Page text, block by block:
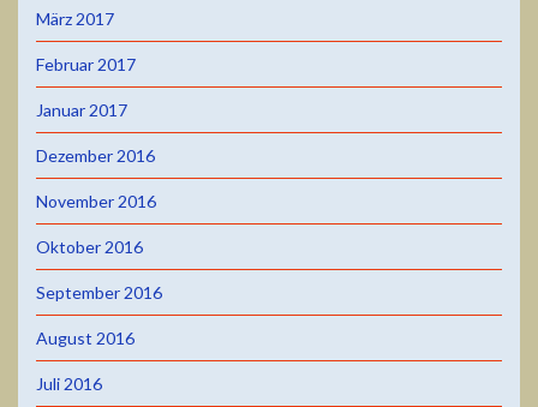
März 2017
Februar 2017
Januar 2017
Dezember 2016
November 2016
Oktober 2016
September 2016
August 2016
Juli 2016